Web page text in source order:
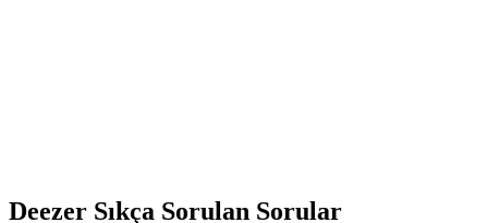
Deezer Sıkça Sorulan Sorular